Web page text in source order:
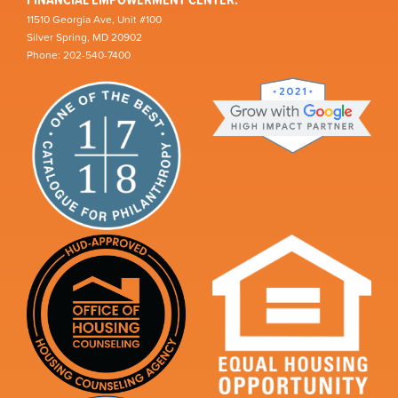
11510 Georgia Ave, Unit #100
Silver Spring, MD 20902
Phone: 202-540-7400